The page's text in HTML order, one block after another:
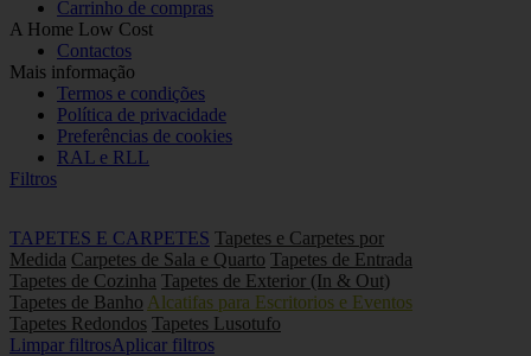
Carrinho de compras
A Home Low Cost
Contactos
Mais informação
Termos e condições
Política de privacidade
Preferências de cookies
RAL e RLL
Filtros
TAPETES E CARPETES Tapetes e Carpetes por
Medida Carpetes de Sala e Quarto Tapetes de Entrada
Tapetes de Cozinha Tapetes de Exterior (In & Out)
Tapetes de Banho Alcatifas para Escritorios e Eventos
Tapetes Redondos Tapetes Lusotufo
Limpar filtrosAplicar filtros